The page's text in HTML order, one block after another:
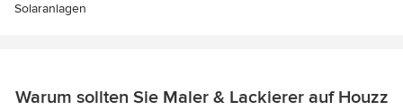
Solaranlagen
Warum sollten Sie Maler & Lackierer auf Houzz